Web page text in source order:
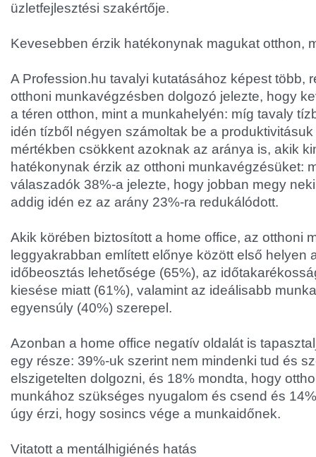
üzletfejlesztési szakértője.
Kevesebben érzik hatékonynak magukat otthon,
A Profession.hu tavalyi kutatásához képest több,
otthoni munkavégzésben dolgozó jelezte, hogy
a téren otthon, mint a munkahelyén: míg tavaly
idén tízből négyen számoltak be a
mértékben csökkent azoknak az aránya is, akik
hatékonynak érzik az otthoni munkavégzésüket:
válaszadók 38%-a jelezte, hogy jobban megy
addig idén ez az arány 23%-ra redukálódott.
Akik körében biztosított a home office, az otthoni
leggyakrabban említett előnye között első helyen
időbeosztás lehetősége (65%), az
kiesése miatt (61%), valamint az ideálisabb
egyensúly (40%) szerepel.
Azonban a home office negatív oldalát is
egy része: 39%-uk szerint nem mindenki tud és
elszigetelten dolgozni, és 18% mondta, hogy
munkához szükséges nyugalom és csend és
úgy érzi, hogy sosincs vége a munkaidőnek.
Vitatott a mentálhigiénés hatás